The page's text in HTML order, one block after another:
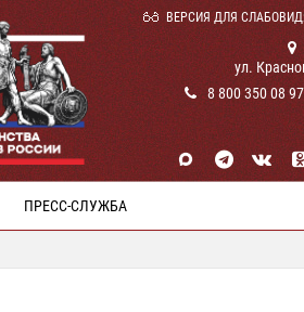
ВЕРСИЯ ДЛЯ
ул.
8 800 350 08
ПРЕСС-СЛУЖБА